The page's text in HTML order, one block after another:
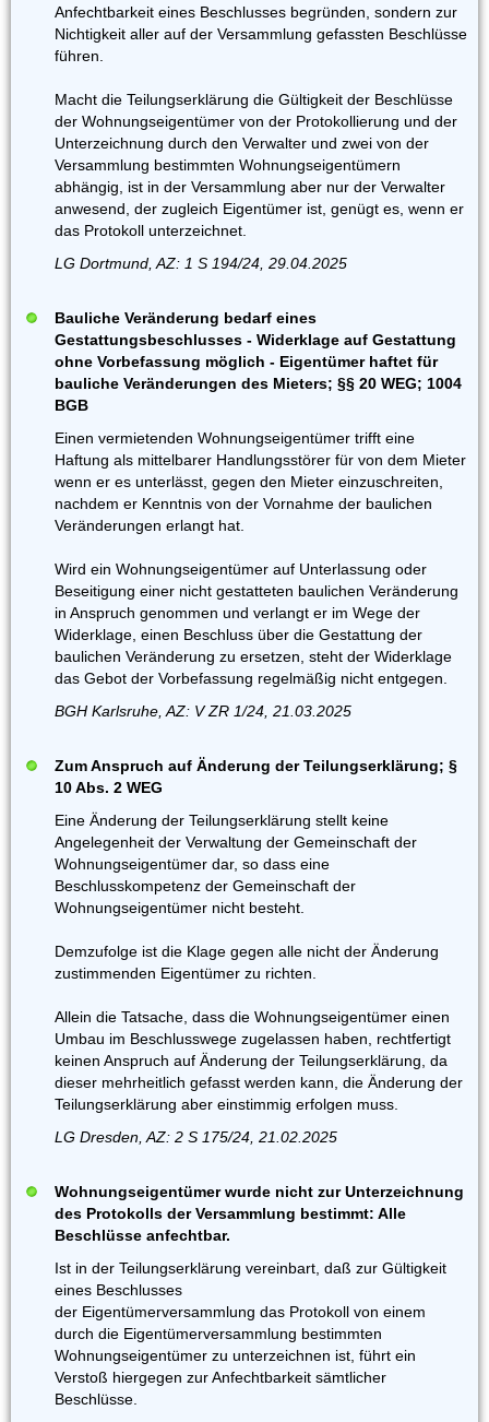
Anfechtbarkeit eines Beschlusses begründen, sondern zur
Nichtigkeit aller auf der Versammlung gefassten Beschlüsse
führen.
Macht die Teilungserklärung die Gültigkeit der Beschlüsse
der Wohnungseigentümer von der Protokollierung und der
Unterzeichnung durch den Verwalter und zwei von der
Versammlung bestimmten Wohnungseigentümern
abhängig, ist in der Versammlung aber nur der Verwalter
anwesend, der zugleich Eigentümer ist, genügt es, wenn er
das Protokoll unterzeichnet.
LG Dortmund, AZ: 1 S 194/24, 29.04.2025
Bauliche Veränderung bedarf eines
Gestattungsbeschlusses - Widerklage auf Gestattung
ohne Vorbefassung möglich - Eigentümer haftet für
bauliche Veränderungen des Mieters; §§ 20 WEG; 1004
BGB
Einen vermietenden Wohnungseigentümer trifft eine
Haftung als mittelbarer Handlungsstörer für von dem Mieter
wenn er es unterlässt, gegen den Mieter einzuschreiten,
nachdem er Kenntnis von der Vornahme der baulichen
Veränderungen erlangt hat.
Wird ein Wohnungseigentümer auf Unterlassung oder
Beseitigung einer nicht gestatteten baulichen Veränderung
in Anspruch genommen und verlangt er im Wege der
Widerklage, einen Beschluss über die Gestattung der
baulichen Veränderung zu ersetzen, steht der Widerklage
das Gebot der Vorbefassung regelmäßig nicht entgegen.
BGH Karlsruhe, AZ: V ZR 1/24, 21.03.2025
Zum Anspruch auf Änderung der Teilungserklärung; §
10 Abs. 2 WEG
Eine Änderung der Teilungserklärung stellt keine
Angelegenheit der Verwaltung der Gemeinschaft der
Wohnungseigentümer dar, so dass eine
Beschlusskompetenz der Gemeinschaft der
Wohnungseigentümer nicht besteht.
Demzufolge ist die Klage gegen alle nicht der Änderung
zustimmenden Eigentümer zu richten.
Allein die Tatsache, dass die Wohnungseigentümer einen
Umbau im Beschlusswege zugelassen haben, rechtfertigt
keinen Anspruch auf Änderung der Teilungserklärung, da
dieser mehrheitlich gefasst werden kann, die Änderung der
Teilungserklärung aber einstimmig erfolgen muss.
LG Dresden, AZ: 2 S 175/24, 21.02.2025
Wohnungseigentümer wurde nicht zur Unterzeichnung
des Protokolls der Versammlung bestimmt: Alle
Beschlüsse anfechtbar.
Ist in der Teilungserklärung vereinbart, daß zur Gültigkeit
eines Beschlusses
der Eigentümerversammlung das Protokoll von einem
durch die Eigentümerversammlung bestimmten
Wohnungseigentümer zu unterzeichnen ist, führt ein
Verstoß hiergegen zur Anfechtbarkeit sämtlicher
Beschlüsse.